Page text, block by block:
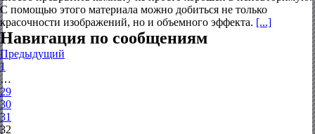
С помощью этого материала можно добиться не только
красочности изображений, но и объемного эффекта. [...]
Навигация по сообщениям
Предыдущий
1
…
29
30
31
32